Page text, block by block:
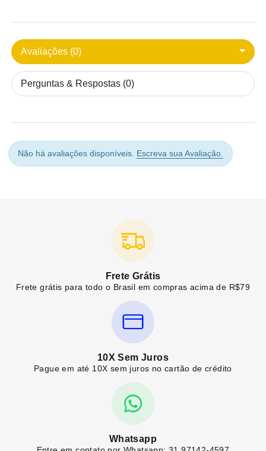
Avaliações (0)
Perguntas & Respostas (0)
Não há avaliações disponíveis. Escreva sua Avaliação.
Frete Grátis
Frete grátis para todo o Brasil em compras acima de R$79
10X Sem Juros
Pague em até 10X sem juros no cartão de crédito
Whatsapp